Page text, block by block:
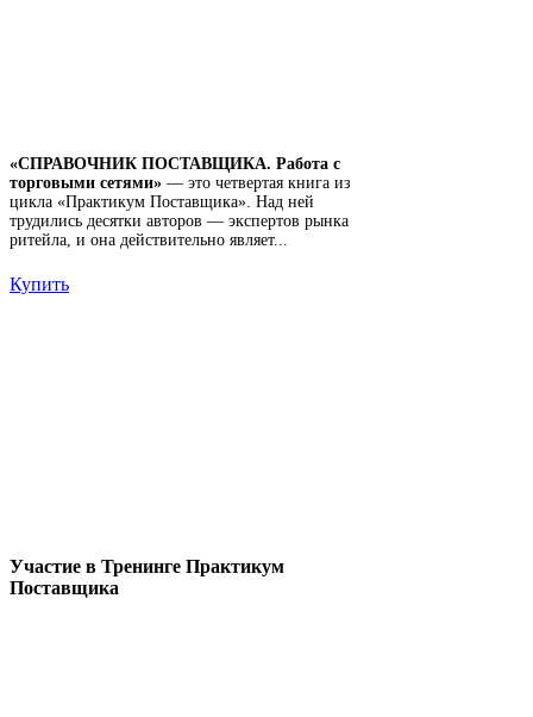
«СПРАВОЧНИК ПОСТАВЩИКА. Работа с
торговыми сетями» — это четвертая книга из
цикла «Практикум Поставщика». Над ней
трудились десятки авторов — экспертов рынка
ритейла, и она действительно являет...
Купить
Участие в Тренинге Практикум
Поставщика